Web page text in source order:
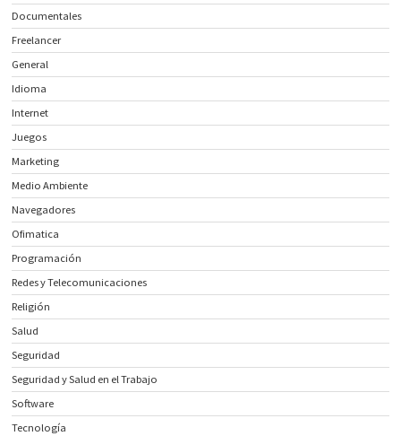
Documentales
Freelancer
General
Idioma
Internet
Juegos
Marketing
Medio Ambiente
Navegadores
Ofimatica
Programación
Redes y Telecomunicaciones
Religión
Salud
Seguridad
Seguridad y Salud en el Trabajo
Software
Tecnología